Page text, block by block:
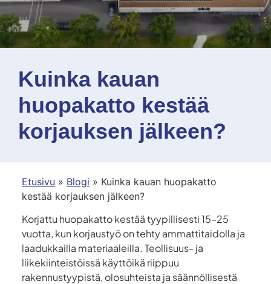
Kuinka kauan
huopakatto kestää
korjauksen jälkeen?
Etusivu » Blogi » Kuinka kauan huopakatto
kestää korjauksen jälkeen?
Korjattu huopakatto kestää tyypillisesti 15–25
vuotta, kun korjaustyö on tehty ammattitaidolla ja
laadukkailla materiaaleilla. Teollisuus- ja
liikekiinteistöissä käyttöikä riippuu
rakennustyypistä, olosuhteista ja säännöllisestä